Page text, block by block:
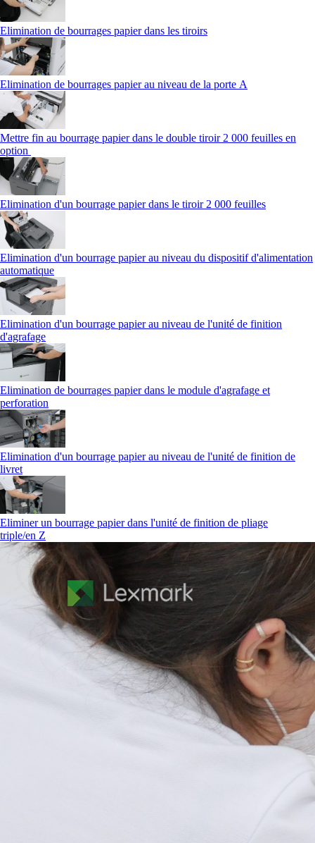
Elimination de bourrages papier dans les tiroirs
Elimination de bourrages papier au niveau de la porte A
Mettre fin au bourrage papier dans le double tiroir 2 000 feuilles en
option
Elimination d'un bourrage papier dans le tiroir 2 000 feuilles
Elimination d'un bourrage papier au niveau du dispositif d'alimentation
automatique
Elimination d'un bourrage papier au niveau de l'unité de finition
d'agrafage
Elimination de bourrages papier dans le module d'agrafage et
perforation
Elimination d'un bourrage papier au niveau de l'unité de finition de
livret
Eliminer un bourrage papier dans l'unité de finition de pliage
triple/en Z